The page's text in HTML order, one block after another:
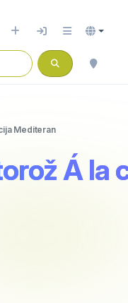
Mediteran
Á